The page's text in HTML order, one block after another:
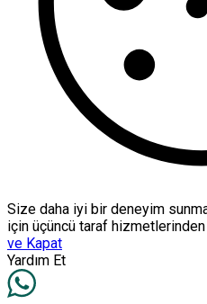
Size daha iyi bir deneyim
için üçüncü taraf
ve Kapat
Yardım Et